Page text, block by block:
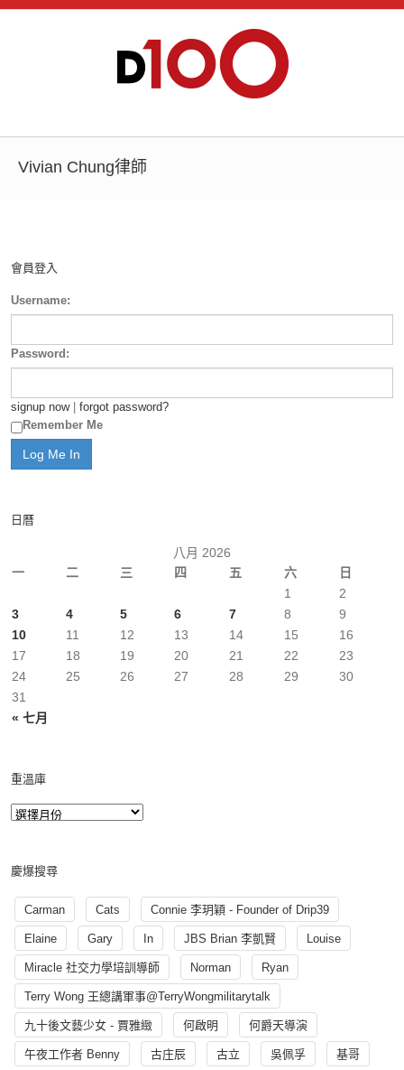
Vivian Chung律師
會員登入
Username:
Password:
signup now| forgot password?
Remember Me
日曆
八月 2026
一
二 三 四 五 六 日
« 七月
1
2
3
4 5 6 7 8
9
10
11 12 13 14 15
16
17
18 19 20 21 22
23
24
25 26 27 28 29
30
31
重溫庫
慶爆搜尋
Carman Cats Connie 李玥穎 - Founder of Drip39
Elaine Gary In JBS Brian 李凱賢 Louise
Miracle 社交力學培訓導師 Norman Ryan
Terry Wong 王總講軍事@TerryWongmilitarytalk
九十後文藝少女 - 賈雅緻 何啟明 何爵天導演
午夜工作者 Benny 古庄辰 古立 吳佩孚 基哥